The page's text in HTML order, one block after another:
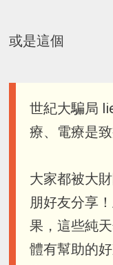
或是這個
世紀大騙局
療、電療是致
大家都被大
朋好友分享
果，這些純
體有幫助的